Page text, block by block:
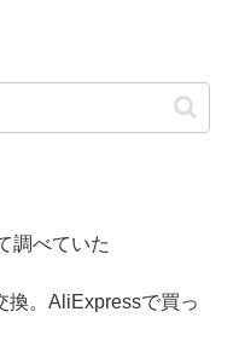
調べていた
換。AliExpressで買っ